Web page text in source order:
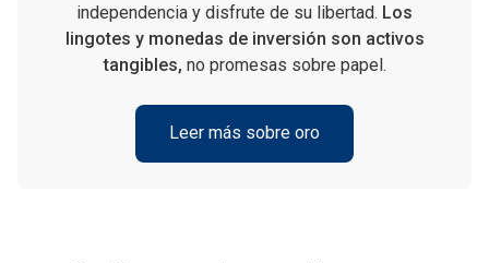
independencia y disfrute de su libertad. Los
lingotes y monedas de inversión son activos
tangibles, no promesas sobre papel.
Leer más sobre oro